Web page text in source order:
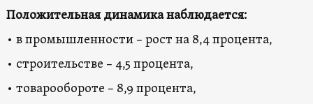
Положительная динамика наблюдается:
• в промышленности – рост на 8,4 процента,
• строительстве – 4,5 процента,
• товарообороте – 8,9 процента,